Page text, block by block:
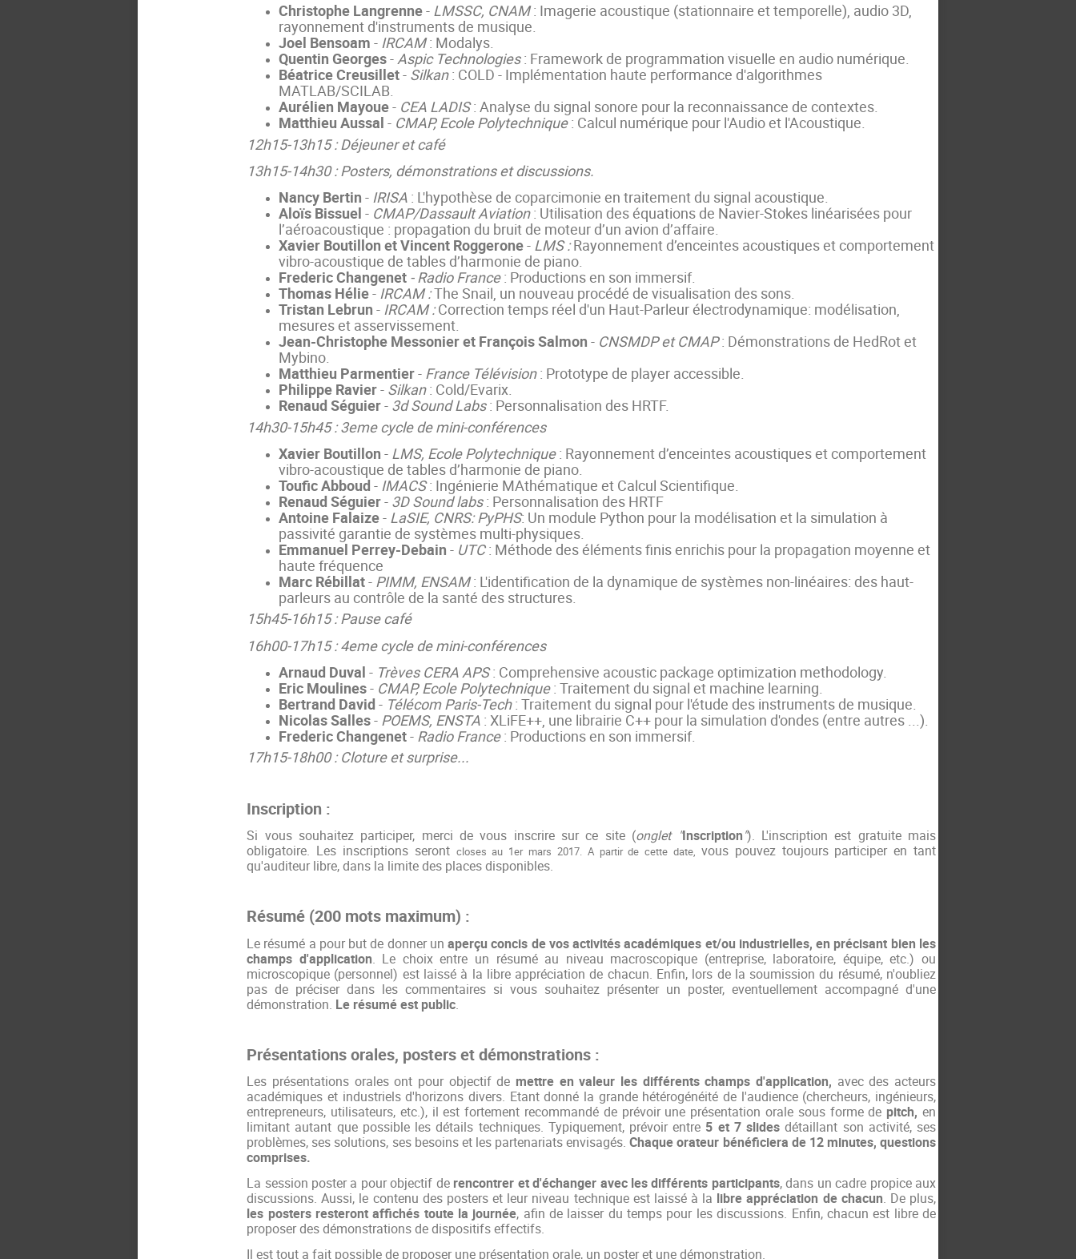
Christophe Langrenne- LMSSC, CNAM: Imagerie acoustique (stationnaire et temporelle), audio 3D,
rayonnement d'instruments de musique.
Joel Bensoam - IRCAM: Modalys.
Quentin Georges-Aspic Technologies: Framework de programmation visuelle en audio numérique.
Béatrice Creusillet- Silkan: COLD - Implémentation haute performance d'algorithmes
MATLAB/SCILAB.
Aurélien Mayoue- CEA LADIS: Analyse du signal sonore pour la reconnaissance de contextes.
Matthieu Aussal - CMAP, Ecole Polytechnique: Calcul numérique pour l'Audio et l'Acoustique.
12h15-13h15 : Déjeuner et café
13h15-14h30 : Posters, démonstrations et discussions.
Nancy Bertin - IRISA: L'hypothèse de coparcimonie en traitement du signal acoustique.
Aloïs Bissuel -CMAP/Dassault Aviation: Utilisation des équations de Navier-Stokes linéarisées pour
l’aéroacoustique : propagation du bruit de moteur d’un avion d’affaire.
Xavier Boutillon et Vincent Roggerone-LMS :Rayonnement d’enceintes acoustiques et comportement
vibro-acoustique de tables d’harmonie de piano.
Frederic Changenet - Radio France: Productions en son immersif.
Thomas Hélie- IRCAM :The Snail, un nouveau procédé de visualisation des sons.
Tristan Lebrun - IRCAM :Correction temps réel d'un Haut-Parleur électrodynamique: modélisation,
mesures et asservissement.
Jean-Christophe Messonier et François Salmon - CNSMDP et CMAP: Démonstrations de HedRot et
Mybino.
Matthieu Parmentier- France Télévision: Prototype de player accessible.
Philippe Ravier- Silkan: Cold/Evarix.
Renaud Séguier- 3d Sound Labs: Personnalisation des HRTF.
14h30-15h45 : 3eme cycle de mini-conférences
Xavier Boutillon -LMS, Ecole Polytechnique: Rayonnement d’enceintes acoustiques et comportement
vibro-acoustique de tables d’harmonie de piano.
Toufic Abboud - IMACS: Ingénierie MAthématique et Calcul Scientifique.
Renaud Séguier- 3D Sound labs: Personnalisation des HRTF
Antoine Falaize- LaSIE, CNRS: PyPHS: Un module Python pour la modélisation et la simulation à
passivité garantie de systèmes multi-physiques.
Emmanuel Perrey-Debain - UTC: Méthode des éléments finis enrichis pour la propagation moyenne et
haute fréquence
Marc Rébillat- PIMM, ENSAM: L'identification de la dynamique de systèmes non-linéaires: des haut-
parleurs au contrôle de la santé des structures.
15h45-16h15 : Pause café
16h00-17h15 : 4eme cycle de mini-conférences
Arnaud Duval - Trèves CERA APS: Comprehensive acoustic package optimization methodology.
Eric Moulines- CMAP, Ecole Polytechnique: Traitement du signal et machine learning.
Bertrand David - Télécom Paris-Tech: Traitement du signal pour l'étude des instruments de musique.
Nicolas Salles- POEMS, ENSTA: XLiFE++, une librairie C++ pour la simulation d'ondes (entre autres ...).
Frederic Changenet- Radio France: Productions en son immersif.
17h15-18h00 : Cloture et surprise...
Inscription :
Si vous souhaitez participer, merci de vous inscrire sur ce site (onglet "Inscription"). L'inscription est gratuite mais
obligatoire. Les inscriptions seront closes au 1er mars 2017. A partir de cette date, vous pouvez toujours participer en tant
qu'auditeur libre, dans la limite des places disponibles.
Résumé (200 mots maximum) :
Le résumé a pour but de donner unaperçu concis de vos activités académiques et/ou industrielles, en précisant bien les
champs d'application. Le choix entre un résumé au niveau macroscopique (entreprise, laboratoire, équipe, etc.) ou
microscopique (personnel) est laissé à la libre appréciation de chacun. Enfin, lors de la soumission du résumé, n'oubliez
pas de préciser dans les commentaires si vous souhaitez présenter un poster, eventuellement accompagné d'une
démonstration. Le résumé est public.
Présentations orales, posters et démonstrations :
Les présentations orales ont pour objectif de mettre en valeur les différents champs d'application, avec des acteurs
académiques et industriels d'horizons divers. Etant donné la grande hétérogénéité de l'audience (chercheurs, ingénieurs,
entrepreneurs, utilisateurs, etc.), il est fortement recommandé de prévoir une présentation orale sous forme de pitch,en
limitant autant que possible les détails techniques. Typiquement, prévoir entre 5 et 7 slidesdétaillant son activité, ses
problèmes, ses solutions, ses besoins et les partenariats envisagés.Chaque orateur bénéficiera de 12 minutes, questions
comprises.
La session poster a pour objectif de rencontrer et d'échanger avec les différents participants, dans un cadre propice aux
discussions. Aussi, le contenu des posters et leur niveau technique est laissé à la libre appréciation de chacun. De plus,
les posters resteront affichés toute la journée, afin de laisser du temps pour les discussions. Enfin, chacun est libre de
proposer des démonstrations de dispositifs effectifs.
Il est tout a fait possible de proposer une présentation orale, un poster et une démonstration.